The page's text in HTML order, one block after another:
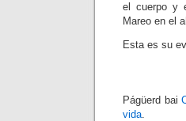
el cuerpo y
Mareo en el
Esta es su
Págüerd bai
vida.